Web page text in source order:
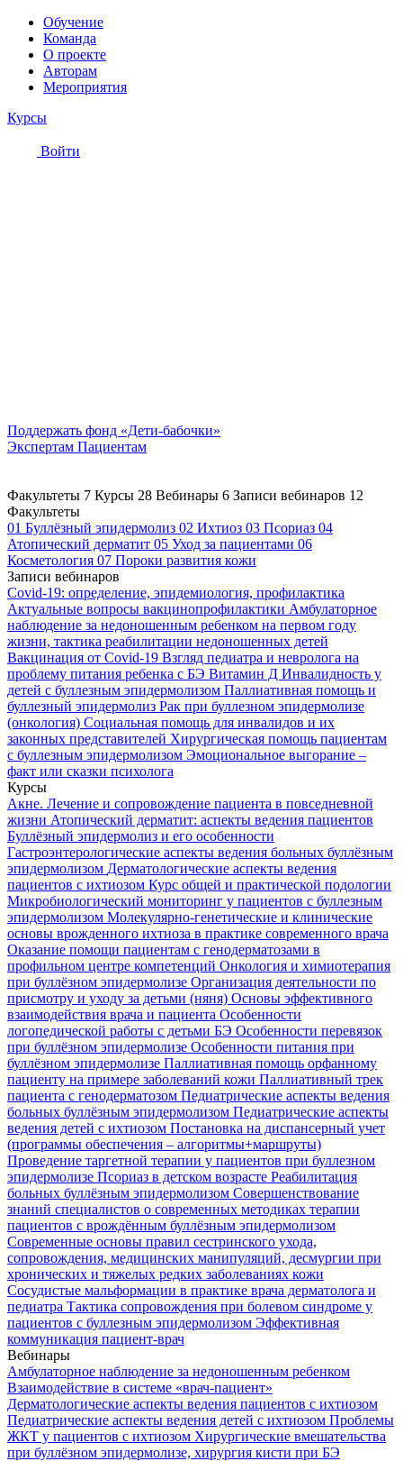
Обучение
Команда
О проекте
Авторам
Мероприятия
Курсы
Войти
Поддержать фонд «Дети-бабочки»
Экспертам Пациентам
Факультеты 7 Курсы 28 Вебинары 6 Записи вебинаров 12
Факультеты
01 Буллёзный эпидермолиз 02 Ихтиоз 03 Псориаз 04
Атопический дерматит 05 Уход за пациентами 06
Косметология 07 Пороки развития кожи
Записи вебинаров
Covid-19: определение, эпидемиология, профилактика
Актуальные вопросы вакцинопрофилактики Амбулаторное
наблюдение за недоношенным ребенком на первом году
жизни, тактика реабилитации недоношенных детей
Вакцинация от Covid-19 Взгляд педиатра и невролога на
проблему питания ребенка с БЭ Витамин Д Инвалидность у
детей с буллезным эпидермолизом Паллиативная помощь и
буллезный эпидермолиз Рак при буллезном эпидермолизе
(онкология) Социальная помощь для инвалидов и их
законных представителей Хирургическая помощь пациентам
с буллезным эпидермолизом Эмоциональное выгорание –
факт или сказки психолога
Курсы
Акне. Лечение и сопровождение пациента в повседневной
жизни Атопический дерматит: аспекты ведения пациентов
Буллёзный эпидермолиз и его особенности
Гастроэнтерологические аспекты ведения больных буллёзным
эпидермолизом Дерматологические аспекты ведения
пациентов с ихтиозом Курс общей и практической подологии
Микробиологический мониторинг у пациентов с буллезным
эпидермолизом Молекулярно-генетические и клинические
основы врожденного ихтиоза в практике современного врача
Оказание помощи пациентам с генодерматозами в
профильном центре компетенций Онкология и химиотерапия
при буллёзном эпидермолизе Организация деятельности по
присмотру и уходу за детьми (няня) Основы эффективного
взаимодействия врача и пациента Особенности
логопедической работы с детьми БЭ Особенности перевязок
при буллёзном эпидермолизе Особенности питания при
буллёзном эпидермолизе Паллиативная помощь орфанному
пациенту на примере заболеваний кожи Паллиативный трек
пациента с генодерматозом Педиатрические аспекты ведения
больных буллёзным эпидермолизом Педиатрические аспекты
ведения детей с ихтиозом Постановка на диспансерный учет
(программы обеспечения – алгоритмы+маршруты)
Проведение таргетной терапии у пациентов при буллезном
эпидермолизе Псориаз в детском возрасте Реабилитация
больных буллёзным эпидермолизом Совершенствование
знаний специалистов о современных методиках терапии
пациентов с врождённым буллёзным эпидермолизом
Современные основы правил сестринского ухода,
сопровождения, медицинских манипуляций, десмургии при
хронических и тяжелых редких заболеваниях кожи
Сосудистые мальформации в практике врача дерматолога и
педиатра Тактика сопровождения при болевом синдроме у
пациентов с буллезным эпидермолизом Эффективная
коммуникация пациент-врач
Вебинары
Амбулаторное наблюдение за недоношенным ребенком
Взаимодействие в системе «врач-пациент»
Дерматологические аспекты ведения пациентов с ихтиозом
Педиатрические аспекты ведения детей с ихтиозом Проблемы
ЖКТ у пациентов с ихтиозом Хирургические вмешательства
при буллёзном эпидермолизе, хирургия кисти при БЭ